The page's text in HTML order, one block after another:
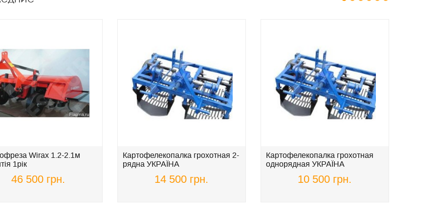
Wirax 1.2-2.1м
1рік
46 500 грн.
Картофелекопалка грохотная 2-
рядна УКРАЇНА
14 500 грн.
Картофелекопалка грохотная
однорядная УКРАЇНА
10 500 грн.